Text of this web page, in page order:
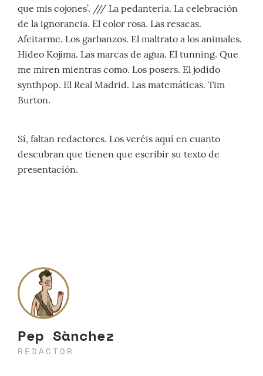
que mis cojones’. /// La pedantería. La celebración
de la ignorancia. El color rosa. Las resacas.
Afeitarme. Los garbanzos. El maltrato a los animales.
Hideo Kojima. Las marcas de agua. El tunning. Que
me miren mientras como. Los posers. El jodido
synthpop. El Real Madrid. Las matemáticas. Tim
Burton.
Sí, faltan redactores. Los veréis aquí en cuanto
descubran que tienen que escribir su texto de
presentación.
Pep Sànchez
REDACTOR